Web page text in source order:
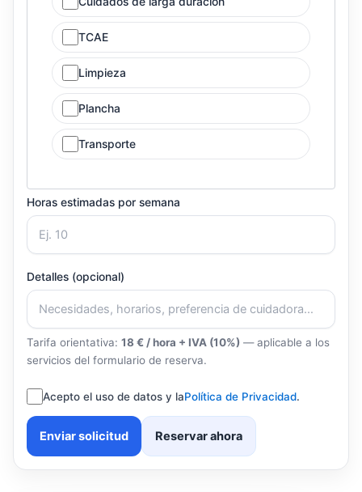
TCAE
Limpieza
Plancha
Transporte
Horas estimadas por semana
Detalles (opcional)
Tarifa orientativa: 18 € / hora + IVA (10%) — aplicable a los
servicios del formulario de reserva.
Acepto el uso de datos y laPolítica de Privacidad.
Enviar solicitud Reservar ahora